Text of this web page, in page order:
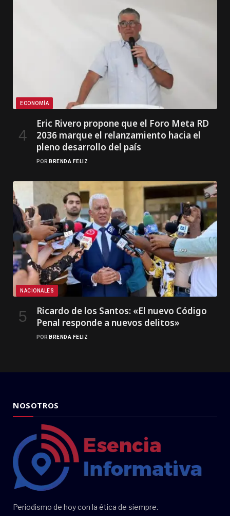
ECONOMÍA
Eric Rivero propone que el Foro Meta RD
2036 marque el relanzamiento hacia el
pleno desarrollo del país
POR BRENDA FELIZ
NACIONALES
Ricardo de los Santos: «El nuevo Código
Penal responde a nuevos delitos»
POR BRENDA FELIZ
NOSOTROS
Periodismo de hoy con la ética de siempre.